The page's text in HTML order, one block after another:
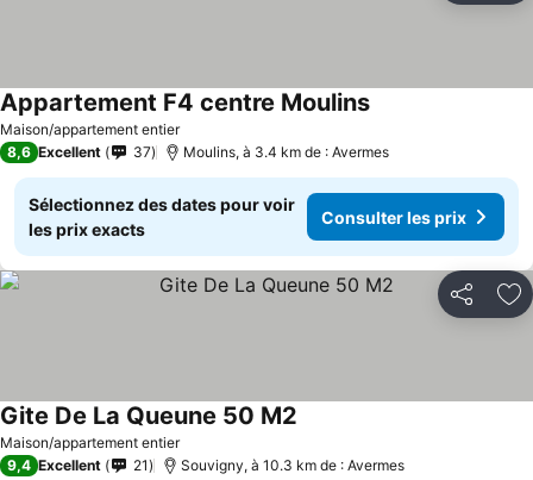
Maison/appartement entier
Appartement F4 centre Moulins
8,6 Excellent 37 Moulins, à 3.4 km de : Avermes
Sélectionnez des dates pour voir
les prix exacts
Consulter les prix
Partager
Maison/appartement entier
Gite De La Queune 50 M2
9,4 Excellent 21 Souvigny, à 10.3 km de : Avermes